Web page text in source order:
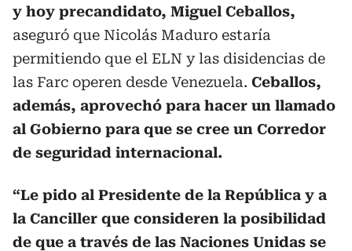
y hoy precandidato, Miguel Ceballos,
aseguró que Nicolás Maduro estaría
permitiendo que el ELN y las disidencias de
las Farc operen desde Venezuela. Ceballos,
además, aprovechó para hacer un llamado
al Gobierno para que se cree un Corredor
de seguridad internacional.
“Le pido al Presidente de la República y a
la Canciller que consideren la posibilidad
de que a través de las Naciones Unidas se